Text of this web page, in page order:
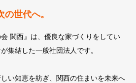
世代へ。
会 関西』は、優良な家づくりをしてい
集結した一般社団法人です。
い知恵を紡ぎ、関西の住まいを未来へ